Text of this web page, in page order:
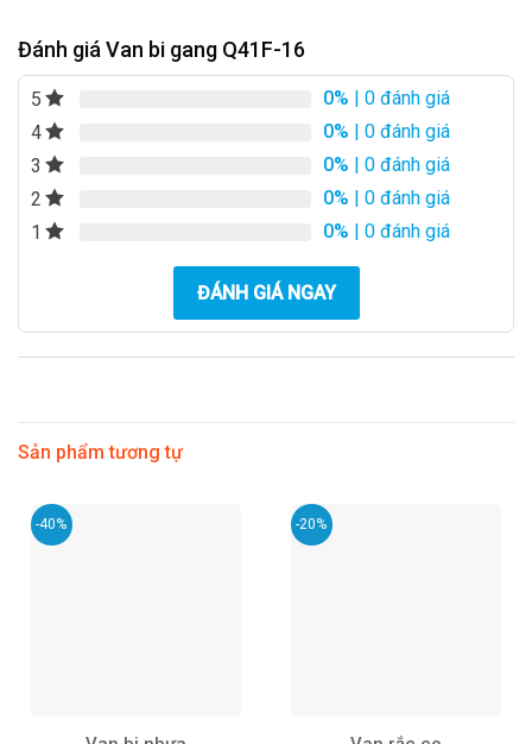
Đánh giá Van bi gang Q41F-16
5 0% | 0 đánh giá
4
0% | 0 đánh giá
3
0% | 0 đánh giá
2
0% | 0 đánh giá
1
0% | 0 đánh giá
ĐÁNH GIÁ NGAY
Sản phẩm tương tự
-40% -20%